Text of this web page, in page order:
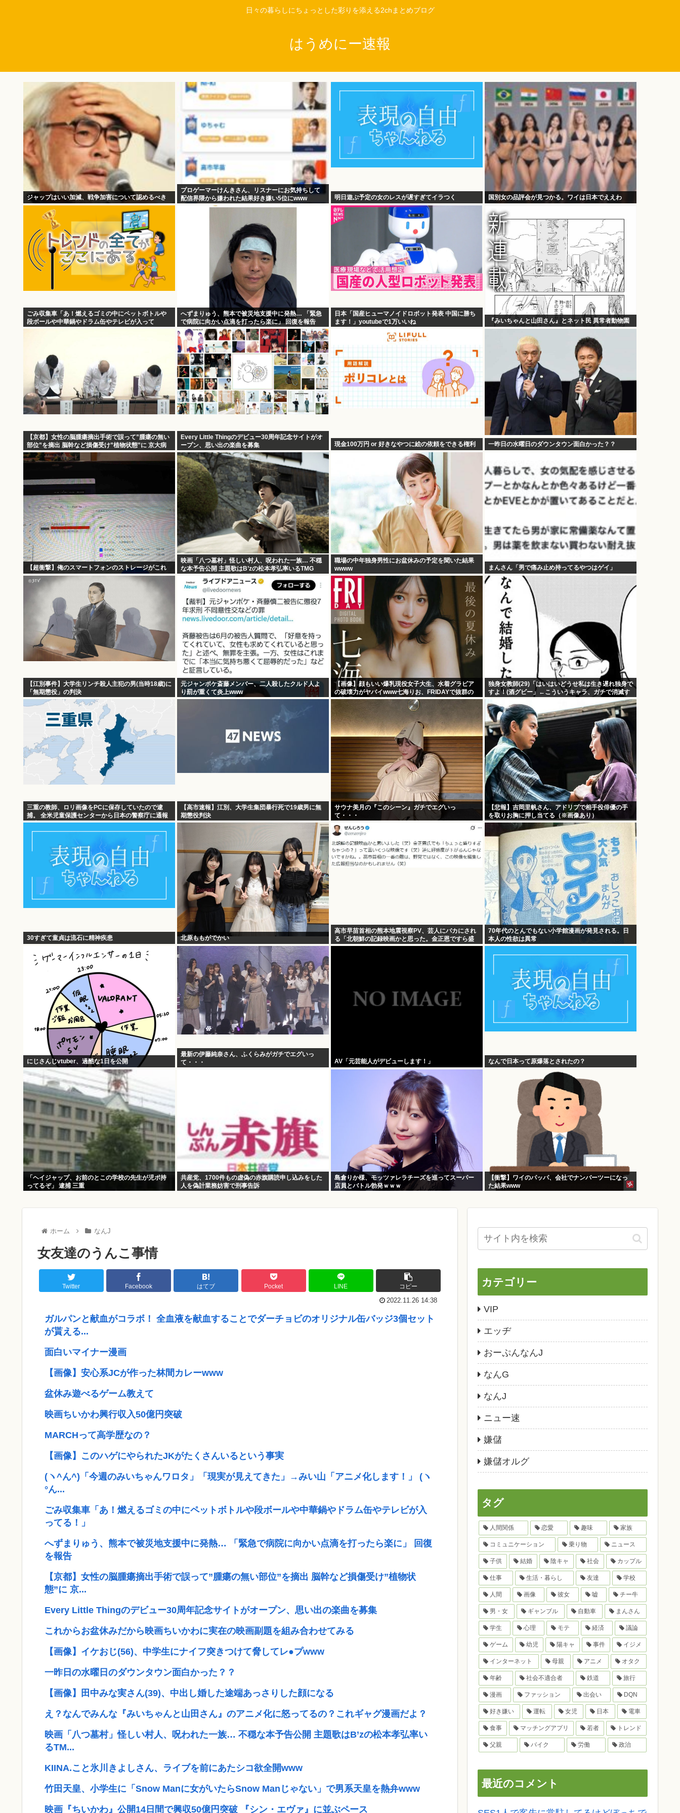
日々の暮らしにちょっとした彩りを添える2chまとめブログ
はうめにー速報
ジャップはいい加減、戦争加害について認めるべき
プロゲーマーけんきさん、リスナーにお気持ちして
配信界隈から嫌われた結果好き嫌い5位にwww
明日遊ぶ予定の女のレスが遅すぎてイラつく 国別女の品評会が見つかる。ワイは日本でええわ
ごみ収集車「あ！燃えるゴミの中にペットボトルや
段ボールや中華鍋やドラム缶やテレビが入って
る！」
へずまりゅう、熊本で被災地支援中に発熱… 「緊急
で病院に向かい点滴を打ったら楽に」 回復を報告
日本「国産ヒューマノイドロボット発表 中国に勝ち
ます！」youtubeで1万いいね
『みいちゃんと山田さん』とネット民 異常者動物園
【京都】女性の脳腫瘍摘出手術で誤って”腫瘍の無い
部位”を摘出 脳幹など損傷受け”植物状態”に 京大病
院
Every Little Thingのデビュー30周年記念サイトがオ
ープン、思い出の楽曲を募集
現金100万円 or 好きなやつに絵の依頼をできる権利 一昨日の水曜日のダウンタウン面白かった？？
【超衝撃】俺のスマートフォンのストレージがこれ
映画「八つ墓村」怪しい村人、呪われた一族… 不穏
な本予告公開 主題歌はB’zの松本孝弘率いるTMG
職場の中年独身男性にお盆休みの予定を聞いた結果
wwww
まんさん「男で痛み止め持ってるやつはゲイ」
【江別事件】大学生リンチ殺人主犯の男(当時18歳)に
「無期懲役」の判決
元ジャンポケ斎藤メンバー、二人殺したクルド人よ
り罰が重くて炎上www
【画像】顔もいい爆乳現役女子大生、水着グラビア
の破壊力がヤバイwww七海りお、FRIDAYで抜群の
プロポーションを大胆披露！！！
独身女教師(29)「はいはいどうせ私は生き遅れ独身で
すよ！(酒グビー」←こういうキャラ、ガチで消滅す
三重の教師、ロリ画像をPCに保存していたので逮
捕。 全米児童保護センターから日本の警察庁に通報
が来る。
【高市速報】江別、大学生集団暴行死で19歳男に無
期懲役判決
サウナ美月の『このシーン』ガチでエグいっ
て・・・
【悲報】吉岡里帆さん、アドリブで相手役俳優の手
を取りお胸に押し当てる（※画像あり）
30すぎて童貞は流石に精神疾患 北原ももがでかい
高市早苗首相の熊本地震視察PV、芸人にバカにされ
る「北朝鮮の記録映画かと思った。金正恩ですら盛
りすぎって言うぞ」
70年代のとんでもない小学館漫画が発見される。日
本人の性欲は異常
にじさんじvtuber、過酷な1日を公開
最新の伊藤純奈さん、ふくらみがガチでエグいっ
て・・・
AV「元芸能人がデビューします！」 なんで日本って原爆落とされたの？
「ヘイジャップ、お前のとこの学校の先生が児ポ持
ってるぞ」 逮捕 三重
共産党、1700件もの虚偽の赤旗購読申し込みをした
人を偽計業務妨害で刑事告訴
島倉りか様、モッツァレラチーズを巡ってスーパー
店員とバトル勃発ｗｗｗ
【衝撃】ワイのパッパ、会社でナンバーツーになっ
た結果www
ホーム なんJ
女友達のうんこ事情
Twitter Facebook はてブ Pocket LINE コピー
2022.11.26 14:38
ガルパンと献血がコラボ！ 全血液を献血することでダーチョビのオリジナル缶バッジ3個セット
が貰える...
面白いマイナー漫画
【画像】安心系JCが作った林間カレーwww
盆休み遊べるゲーム教えて
映画ちいかわ興行収入50億円突破
MARCHって高学歴なの？
【画像】このハゲにやられたJKがたくさんいるという事実
(ヽ^ん^)「今週のみいちゃんワロタ」「現実が見えてきた」→みい山「アニメ化します！」 (ヽ
°ん...
ごみ収集車「あ！燃えるゴミの中にペットボトルや段ボールや中華鍋やドラム缶やテレビが入
ってる！」
へずまりゅう、熊本で被災地支援中に発熱… 「緊急で病院に向かい点滴を打ったら楽に」 回復
を報告
【京都】女性の脳腫瘍摘出手術で誤って”腫瘍の無い部位”を摘出 脳幹など損傷受け”植物状
態”に 京...
Every Little Thingのデビュー30周年記念サイトがオープン、思い出の楽曲を募集
これからお盆休みだから映画ちいかわに実在の映画副題を組み合わせてみる
【画像】イケおじ(56)、中学生にナイフ突きつけて脅してレ●プwww
一昨日の水曜日のダウンタウン面白かった？？
【画像】田中みな実さん(39)、中出し婚した途端あっさりした顔になる
え？なんでみんな『みいちゃんと山田さん』のアニメ化に怒ってるの？これギャグ漫画だよ？
映画「八つ墓村」怪しい村人、呪われた一族… 不穏な本予告公開 主題歌はB’zの松本孝弘率い
るTM...
KIINA.こと氷川きよしさん、ライブを前にあたシコ欲全開www
竹田天皇、小学生に「Snow Manに女がいたらSnow Manじゃない」で男系天皇を熱弁www
映画『ちいかわ』公開14日間で興収50億円突破 『シン・エヴァ』に並ぶペース
カテゴリー
VIP
エッヂ
おーぷんなんJ
なんG
なんJ
ニュー速
嫌儲
嫌儲オルグ
タグ
人間関係 恋愛 趣味 家族
コミュニケーション 乗り物 ニュース
子供 結婚 陰キャ 社会 カップル
仕事 生活・暮らし 友達 学校
人間 画像 彼女 嘘 チー牛
男・女 ギャンブル 自動車 まんさん
学生 心理 モテ 経済 議論
ゲーム 幼児 陽キャ 事件 イジメ
インターネット 母親 アニメ オタク
年齢 社会不適合者 鉄道 旅行
漫画 ファッション 出会い DQN
好き嫌い 運転 女児 日本 電車
食事 マッチングアプリ 若者 トレンド
父親 バイク 労働 政治
最近のコメント